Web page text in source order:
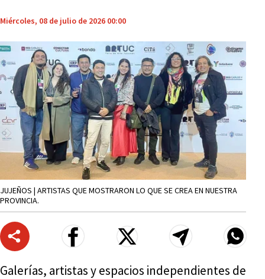
Miércoles, 08 de julio de 2026 00:00
JUJEÑOS | ARTISTAS QUE MOSTRARON LO QUE SE CREA EN NUESTRA
PROVINCIA.
Galerías, artistas y espacios independientes de